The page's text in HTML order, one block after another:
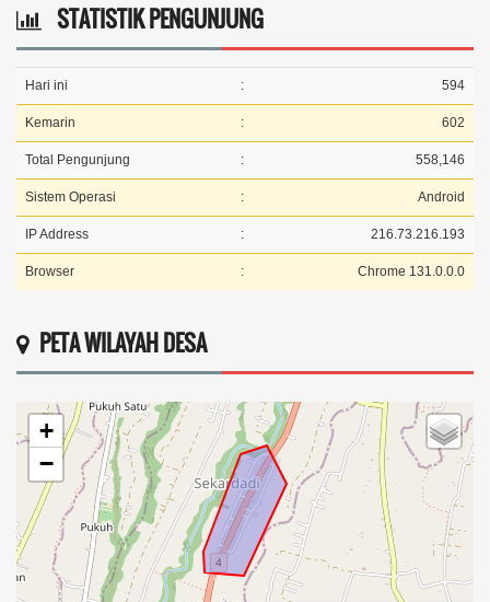
STATISTIK PENGUNJUNG
Hari ini : 594
Kemarin : 602
Total Pengunjung : 558,146
Sistem Operasi : Android
IP Address : 216.73.216.193
Browser : Chrome 131.0.0.0
PETA WILAYAH DESA
+
−